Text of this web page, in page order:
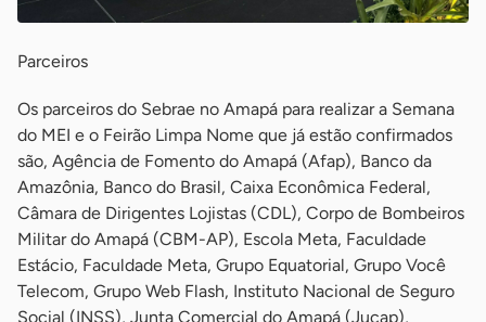
Parceiros
Os parceiros do Sebrae no Amapá para realizar a Semana
do MEI e o Feirão Limpa Nome que já estão confirmados
são, Agência de Fomento do Amapá (Afap), Banco da
Amazônia, Banco do Brasil, Caixa Econômica Federal,
Câmara de Dirigentes Lojistas (CDL), Corpo de Bombeiros
Militar do Amapá (CBM-AP), Escola Meta, Faculdade
Estácio, Faculdade Meta, Grupo Equatorial, Grupo Você
Telecom, Grupo Web Flash, Instituto Nacional de Seguro
Social (INSS), Junta Comercial do Amapá (Jucap),